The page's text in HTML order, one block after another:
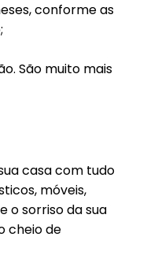
conforme as
São muito mais
casa com tudo
móveis,
o sorriso da sua
cheio de